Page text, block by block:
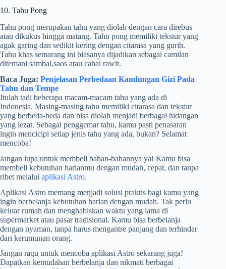
10. Tahu Pong
Tahu pong merupakan tahu yang diolah dengan cara direbus
atau dikukus hingga matang. Tahu pong memiliki tekstur yang
agak garing dan sedikit kering dengan citarasa yang gurih.
Tahu khas semarang ini biasanya dijadikan sebagai camilan
ditemani sambal,saos atau cabai rawit.
Baca Juga: Penjelasan Perbedaan Kandungan Gizi Pada
Tahu dan Tempe
Itulah tadi beberapa macam-macam tahu yang ada di
Indonesia. Masing-masing tahu memiliki citarasa dan tekstur
yang berbeda-beda dan bisa diolah menjadi berbagai hidangan
yang lezat. Sebagai penggemar tahu, kamu pasti penasaran
ingin mencicipi setiap jenis tahu yang ada, bukan? Selamat
mencoba!
Jangan lupa untuk membeli bahan-bahannya ya! Kamu bisa
membeli kebutuhan harianmu dengan mudah, cepat, dan tanpa
ribet melalui aplikasi Astro.
Aplikasi Astro memang menjadi solusi praktis bagi kamu yang
ingin berbelanja kebutuhan harian dengan mudah. Tak perlu
keluar rumah dan menghabiskan waktu yang lama di
supermarket atau pasar tradisional. Kamu bisa berbelanja
dengan nyaman, tanpa harus mengantre panjang dan terhindar
dari kerumunan orang.
Jangan ragu untuk mencoba aplikasi Astro sekarang juga!
Dapatkan kemudahan berbelanja dan nikmati berbagai